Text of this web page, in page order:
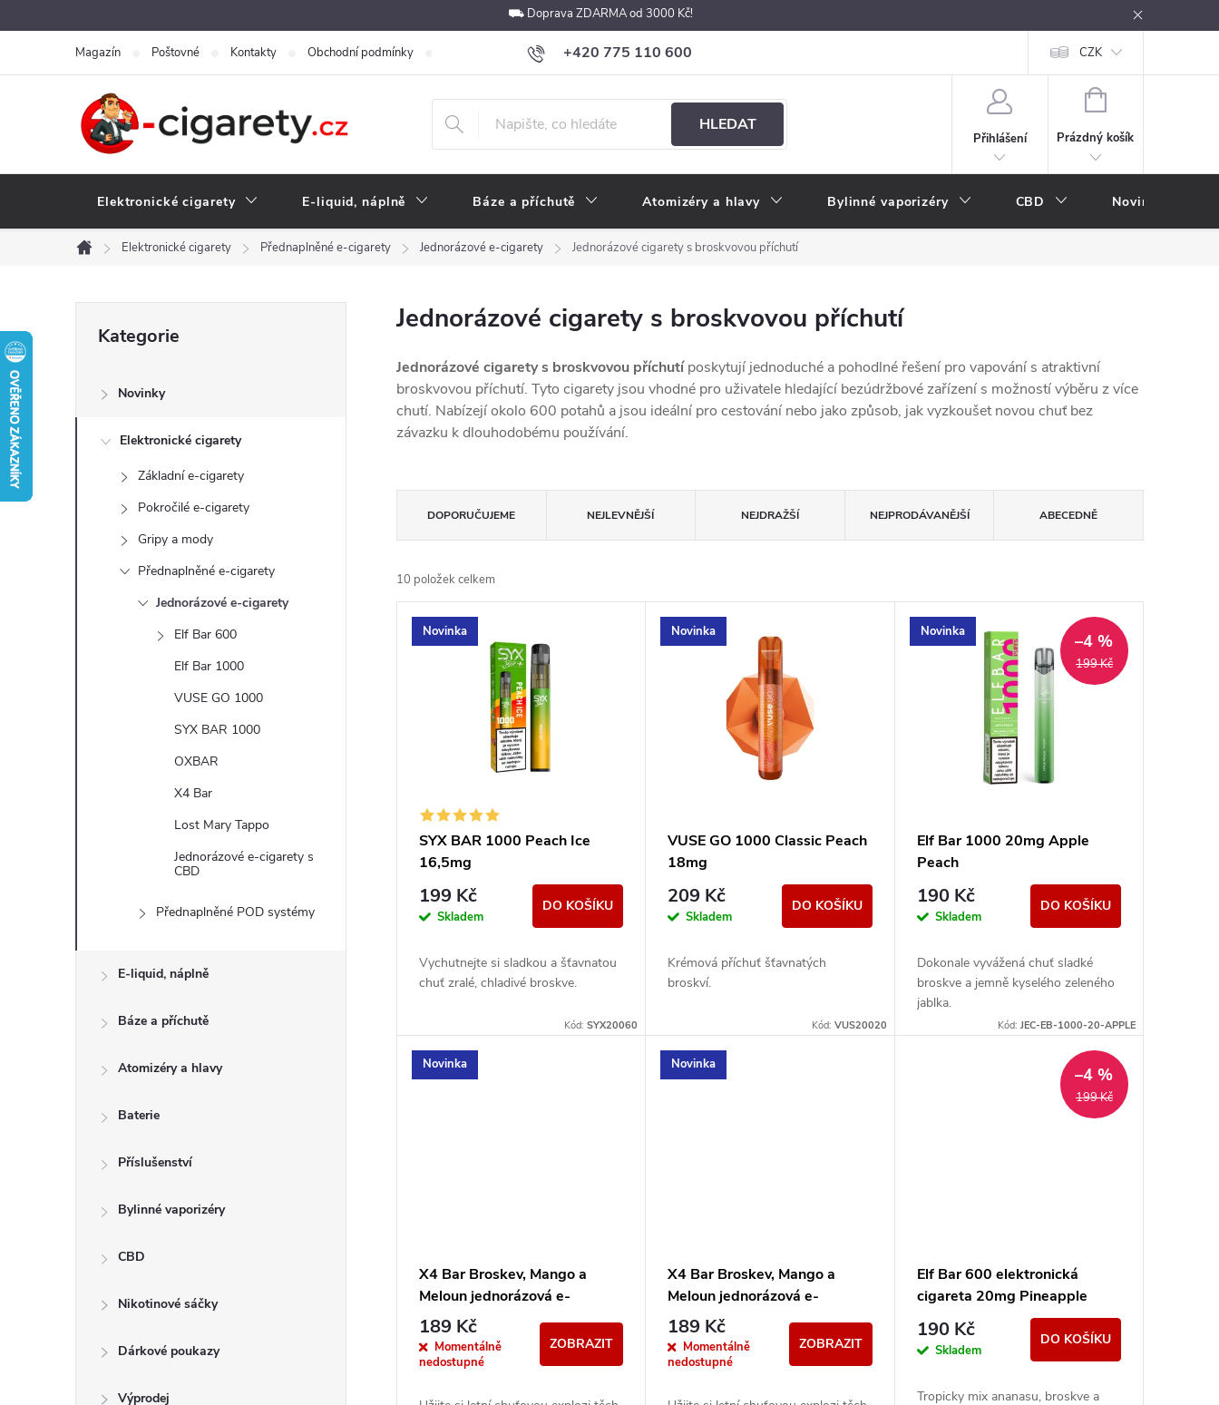
na
⛟ Doprava ZDARMA od 3000 Kč!
+420 775 110 600
obchod@e-cigarety.cz
Magazín Poštovné Kontakty Obchodní podmínky Podmínky ochrany osobních údajů Velkoobchod Vše o e-kouření Nákupní rádce
CZK
HLEDAT
Přihlášení
NÁKUPNÍ
Prázdný košík
Elektronické cigarety E-liquid, náplně Báze a příchutě Atomizéry a hlavy Bylinné vaporizéry CBD Novinky
Domů
Elektronické cigarety Přednaplněné e-cigarety Jednorázové e-cigarety Jednorázové cigarety s broskvovou příchutí
s
kategorie
Kategorie
Novinky
Elektronické cigarety
Základní e-cigarety
Pokročilé e-cigarety
Gripy a mody
Přednaplněné e-cigarety
Jednorázové e-cigarety
Elf Bar 600
Elf Bar 1000
VUSE GO 1000
SYX BAR 1000
OXBAR
X4 Bar
Lost Mary Tappo
Jednorázové e-cigarety s
CBD
Přednaplněné POD systémy
E-liquid, náplně
Báze a příchutě
Atomizéry a hlavy
Baterie
Příslušenství
Bylinné vaporizéry
CBD
Nikotinové sáčky
Dárkové poukazy
Výprodej
Jednorázové cigarety s broskvovou příchutí
Jednorázové cigarety s broskvovou příchutíposkytují jednoduché a pohodlné řešení pro vapování s atraktivní
broskvovou příchutí. Tyto cigarety jsou vhodné pro uživatele hledající bezúdržbové zařízení s možností výběru z více
chutí. Nabízejí okolo 600 potahů a jsou ideální pro cestování nebo jako způsob, jak vyzkoušet novou chuť bez
závazku k dlouhodobému používání.
a
z
e
DOPORUČUJEME NEJLEVNĚJŠÍ NEJDRAŽŠÍ NEJPRODÁVANĚJŠÍ ABECEDNĚ
10 položek celkem
V
u
k
Novinka
SYX BAR 1000 Peach Ice
16,5mg
199 Kč
Skladem
DO KOŠÍKU
Vychutnejte si sladkou a šťavnatou
chuť zralé, chladivé broskve.
Kód:SYX20060
Novinka
VUSE GO 1000 Classic Peach
18mg
209 Kč
Skladem
DO KOŠÍKU
Krémová příchuť šťavnatých
broskví.
Kód: VUS20020
Novinka
199 Kč
–4 %
Elf Bar 1000 20mg Apple
Peach
190 Kč
Skladem
DO KOŠÍKU
Dokonale vyvážená chuť sladké
broskve a jemně kyselého zeleného
jablka.
Kód: JEC-EB-1000-20-APPLE
Novinka
X4 Bar Broskev, Mango a
Meloun jednorázová e-
cigareta 20mg
189 Kč
Momentálně
nedostupné
ZOBRAZIT
Novinka
X4 Bar Broskev, Mango a
Meloun jednorázová e-
cigareta 0mg
189 Kč
Momentálně
nedostupné
ZOBRAZIT
199 Kč
–4 %
Elf Bar 600 elektronická
cigareta 20mg Pineapple
Peach Mango
190 Kč
Skladem
DO KOŠÍKU
Tropicky mix ananasu, broskve a